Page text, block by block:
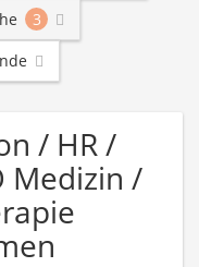
3
/ HR /
Medizin /